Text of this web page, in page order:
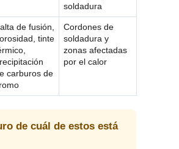
soldadura
de fusión,
tinte
carburos de
Cordones de
soldadura y
zonas afectadas
por el calor
de cuál de estos está